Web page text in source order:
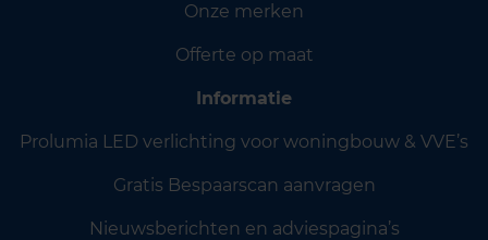
Onze merken
Offerte op maat
Informatie
Prolumia LED verlichting voor woningbouw & VVE’s
Gratis Bespaarscan aanvragen
Nieuwsberichten en adviespagina’s